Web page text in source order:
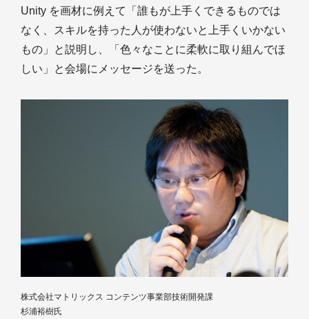
Unity を画材に例えて「誰もが上手くできるものでは
なく、スキルを持った人が使わないと上手くいかない
もの」と説明し、「色々なことに柔軟に取り組んでほ
しい」と会場にメッセージを送った。
株式会社マトリックス コンテンツ事業部技術開発課
杉浦裕樹氏